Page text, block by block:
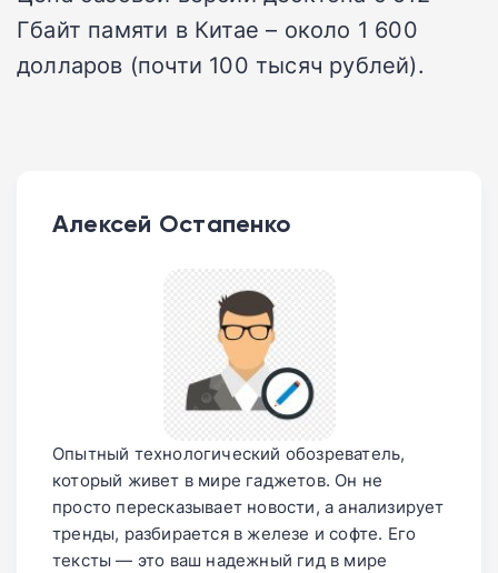
Гбайт памяти в Китае – около 1 600
долларов (почти 100 тысяч рублей).
Алексей Остапенко
Опытный технологический обозреватель,
который живет в мире гаджетов. Он не
просто пересказывает новости, а анализирует
тренды, разбирается в железе и софте. Его
тексты — это ваш надежный гид в мире